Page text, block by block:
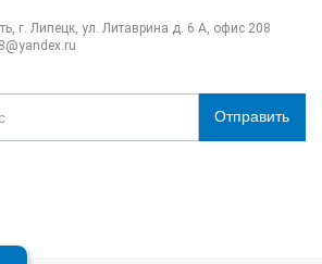
г. Липецк, ул. Литаврина д. 6 А, офис 208
Отправить